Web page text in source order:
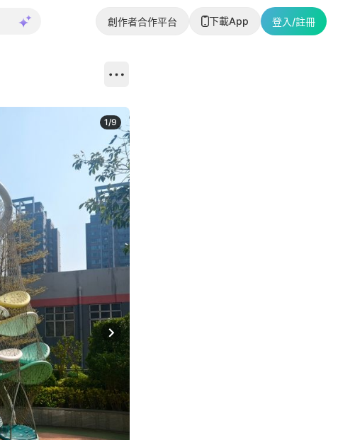
創作者合作平台 下載App 登入/註冊
Next slide
1/9